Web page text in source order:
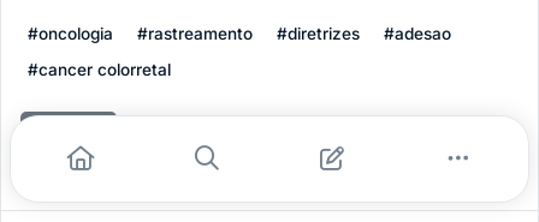
#oncologia #rastreamento #diretrizes
#adesao
#cancer colorretal
Leia mais